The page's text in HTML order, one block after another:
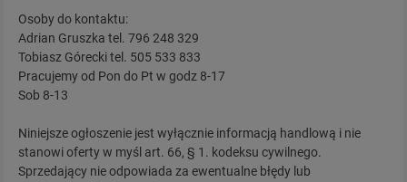
Osoby do kontaktu:
Adrian Gruszka tel. 796 248 329
Tobiasz Górecki tel. 505 533 833
Pracujemy od Pon do Pt w godz 8-17
Sob 8-13
Niniejsze ogłoszenie jest wyłącznie informacją handlową i nie
stanowi oferty w myśl art. 66, § 1. kodeksu cywilnego.
Sprzedający nie odpowiada za ewentualne błędy lub